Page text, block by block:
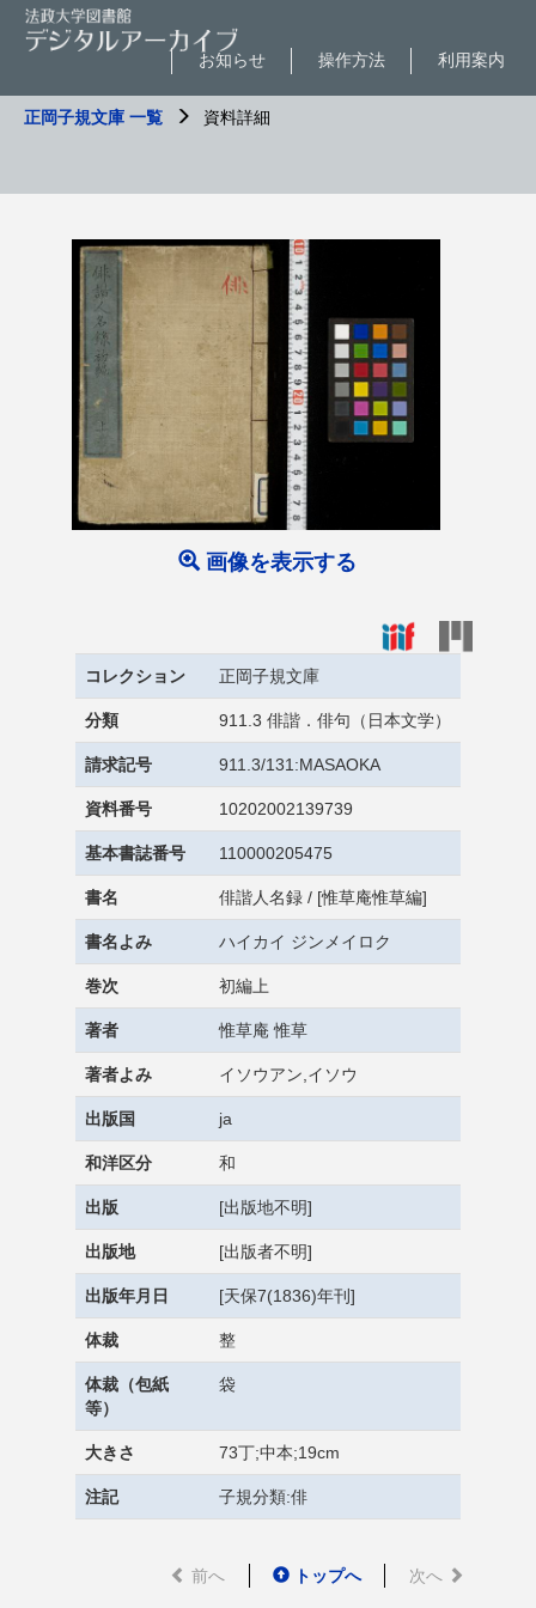
利用案内
操作方法
お知らせ
正岡子規文庫 一覧 資料詳細
画像を表示する
コレクション 正岡子規文庫
分類 911.3 俳諧．俳句（日本文学）
請求記号 911.3/131:MASAOKA
資料番号 10202002139739
基本書誌番号 110000205475
書名 俳諧人名録 / [惟草庵惟草編]
書名よみ ハイカイ ジンメイロク
巻次 初編上
著者 惟草庵 惟草
著者よみ イソウアン,イソウ
出版国 ja
和洋区分 和
出版 [出版地不明]
出版地 [出版者不明]
出版年月日 [天保7(1836)年刊]
体裁 整
体裁（包紙
等）
袋
大きさ 73丁;中本;19cm
注記 子規分類:俳
前へ トップへ 次へ